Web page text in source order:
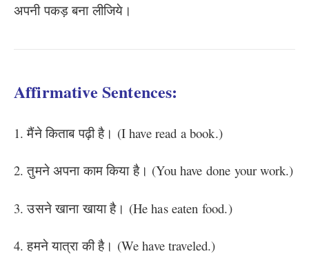
अपनी पकड़ बना लीजिये।
Affirmative Sentences:
1. मैंने किताब पढ़ी है। (I have read a book.)
2. तुमने अपना काम किया है। (You have done your work.)
3. उसने खाना खाया है। (He has eaten food.)
4. हमने यात्रा की है। (We have traveled.)